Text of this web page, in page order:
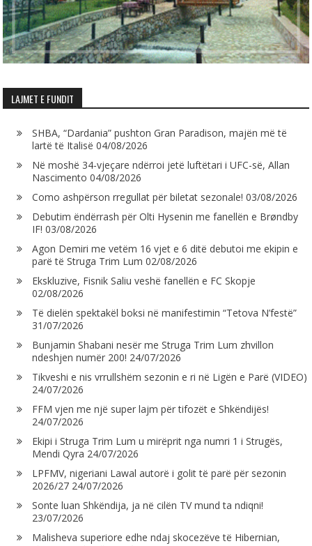
LAJMET E FUNDIT
SHBA, “Dardania” pushton Gran Paradison, majën më të
lartë të Italisë 04/08/2026
Në moshë 34-vjeçare ndërroi jetë luftëtari i UFC-së, Allan
Nascimento 04/08/2026
Como ashpërson rregullat për biletat sezonale! 03/08/2026
Debutim ëndërrash për Olti Hysenin me fanellën e Brøndby
IF! 03/08/2026
Agon Demiri me vetëm 16 vjet e 6 ditë debutoi me ekipin e
parë të Struga Trim Lum 02/08/2026
Ekskluzive, Fisnik Saliu veshë fanellën e FC Skopje
02/08/2026
Të dielën spektakël boksi në manifestimin “Tetova N’festë”
31/07/2026
Bunjamin Shabani nesër me Struga Trim Lum zhvillon
ndeshjen numër 200! 24/07/2026
Tikveshi e nis vrrullshëm sezonin e ri në Ligën e Parë (VIDEO)
24/07/2026
FFM vjen me një super lajm për tifozët e Shkëndijës!
24/07/2026
Ekipi i Struga Trim Lum u mirëprit nga numri 1 i Strugës,
Mendi Qyra 24/07/2026
LPFMV, nigeriani Lawal autorë i golit të parë për sezonin
2026/27 24/07/2026
Sonte luan Shkëndija, ja në cilën TV mund ta ndiqni!
23/07/2026
Malisheva superiore edhe ndaj skocezëve të Hibernian,